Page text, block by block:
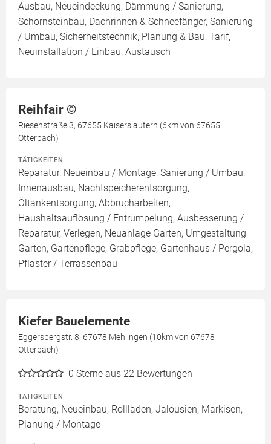
Ausbau, Neueindeckung, Dämmung / Sanierung,
Schornsteinbau, Dachrinnen & Schneefänger, Sanierung
/ Umbau, Sicherheitstechnik, Planung & Bau, Tarif,
Neuinstallation / Einbau, Austausch
Reihfair ©️
Riesenstraße 3, 67655 Kaiserslautern (6km von 67655
Otterbach)
TÄTIGKEITEN
Reparatur, Neueinbau / Montage, Sanierung / Umbau,
Innenausbau, Nachtspeicherentsorgung,
Öltankentsorgung, Abbrucharbeiten,
Haushaltsauflösung / Entrümpelung, Ausbesserung /
Reparatur, Verlegen, Neuanlage Garten, Umgestaltung
Garten, Gartenpflege, Grabpflege, Gartenhaus / Pergola,
Pflaster / Terrassenbau
Kiefer Bauelemente
Eggersbergstr. 8, 67678 Mehlingen (10km von 67678
Otterbach)
0 Sterne aus 22 Bewertungen
TÄTIGKEITEN
Beratung, Neueinbau, Rollläden, Jalousien, Markisen,
Planung / Montage